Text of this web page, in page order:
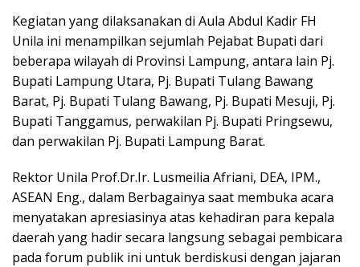
Kegiatan yang dilaksanakan di Aula Abdul Kadir FH
Unila ini menampilkan sejumlah Pejabat Bupati dari
beberapa wilayah di Provinsi Lampung, antara lain Pj.
Bupati Lampung Utara, Pj. Bupati Tulang Bawang
Barat, Pj. Bupati Tulang Bawang, Pj. Bupati Mesuji, Pj.
Bupati Tanggamus, perwakilan Pj. Bupati Pringsewu,
dan perwakilan Pj. Bupati Lampung Barat.
Rektor Unila Prof.Dr.Ir. Lusmeilia Afriani, DEA, IPM.,
ASEAN Eng., dalam Berbagainya saat membuka acara
menyatakan apresiasinya atas kehadiran para kepala
daerah yang hadir secara langsung sebagai pembicara
pada forum publik ini untuk berdiskusi dengan jajaran